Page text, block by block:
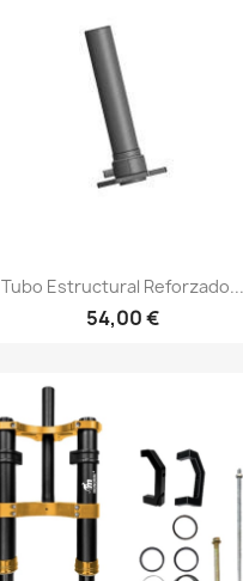
Vista rápida
Tubo Estructural Reforzado...
54,00 €